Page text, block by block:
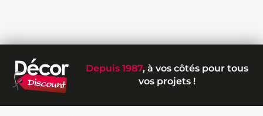
Depuis 1987, à vos côtés pour tous
vos projets !